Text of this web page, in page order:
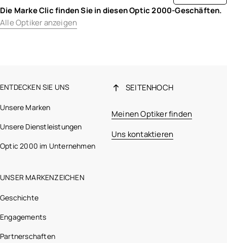
Die Marke Clic finden Sie in diesen Optic 2000-Geschäften.
Alle Optiker anzeigen
ENTDECKEN SIE UNS
Unsere Marken
Unsere Dienstleistungen
Optic 2000 im Unternehmen
UNSER MARKENZEICHEN
Geschichte
Engagements
Partnerschaften
SEITENHOCH
Meinen Optiker finden
Uns kontaktieren